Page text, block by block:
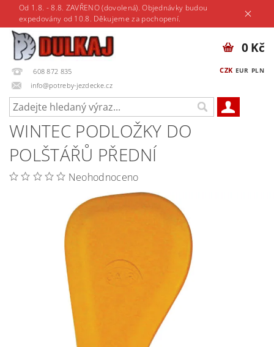
Od 1.8. - 8.8. ZAVŘENO (dovolená). Objednávky budou
expedovány od 10.8. Děkujeme za pochopení.
608 872 835
info@potreby-jezdecke.cz
CZK EUR PLN
0 Kč
WINTEC PODLOŽKY DO
POLŠTÁŘŮ PŘEDNÍ
Neohodnoceno